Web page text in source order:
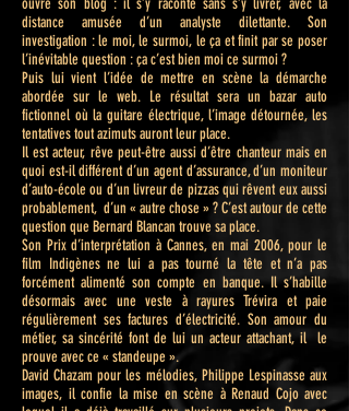
ouvre son blog : il s’y raconte sans s’y livrer, avec la
distance amusée d’un analyste dilettante. Son
investigation : le moi, le surmoi, le ça et finit par se poser
l’inévitable question : ça c’est bien moi ce surmoi ?
Puis lui vient l’idée de mettre en scène la démarche
abordée sur le web. Le résultat sera un bazar auto
fictionnel où la guitare électrique, l’image détournée, les
tentatives tout azimuts auront leur place.
Il est acteur, rêve peut-être aussi d’être chanteur mais en
quoi est-il différent d’un agent d’assurance, d’un moniteur
d’auto-école ou d’un livreur de pizzas qui rêvent eux aussi
probablement, d’un « autre chose » ? C’est autour de cette
question que Bernard Blancan trouve sa place.
Son Prix d’interprétation à Cannes, en mai 2006, pour le
film Indigènes ne lui a pas tourné la tête et n’a pas
forcément alimenté son compte en banque. Il s’habille
désormais avec une veste à rayures Trévira et paie
régulièrement ses factures d’électricité. Son amour du
métier, sa sincérité font de lui un acteur attachant, il le
prouve avec ce « standeupe ».
David Chazam pour les mélodies, Philippe Lespinasse aux
images, il confie la mise en scène à Renaud Cojo avec